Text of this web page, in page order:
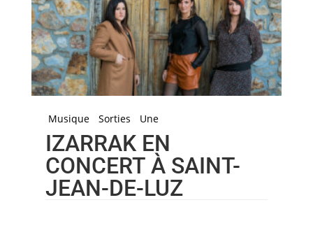
Musique Sorties Une
IZARRAK EN
CONCERT À SAINT-
JEAN-DE-LUZ